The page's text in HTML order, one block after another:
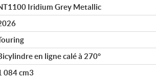
Iridium Grey Metallic
en ligne calé à 270°
084 cm3